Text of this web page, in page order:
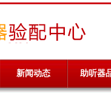
新闻动态 助听器